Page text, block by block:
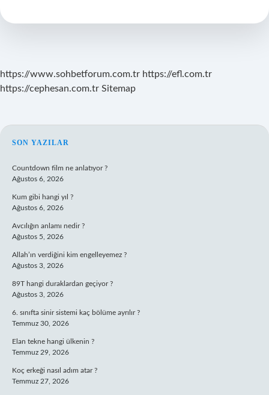
https://www.sohbetforum.com.tr https://efl.com.tr
https://cephesan.com.tr Sitemap
SIDEBAR
SON YAZILAR
Countdown film ne anlatıyor ?
Ağustos 6, 2026
Kum gibi hangi yıl ?
Ağustos 6, 2026
Avcılığın anlamı nedir ?
Ağustos 5, 2026
Allah’ın verdiğini kim engelleyemez ?
Ağustos 3, 2026
89T hangi duraklardan geçiyor ?
Ağustos 3, 2026
6. sınıfta sinir sistemi kaç bölüme ayrılır ?
Temmuz 30, 2026
Elan tekne hangi ülkenin ?
Temmuz 29, 2026
Koç erkeği nasıl adım atar ?
Temmuz 27, 2026